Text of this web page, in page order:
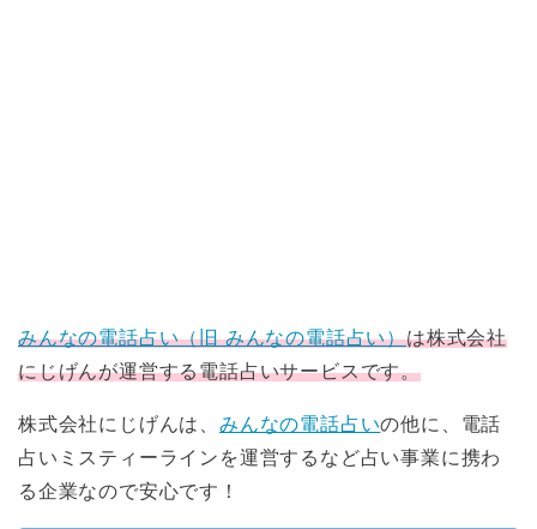
みんなの電話占い（旧 みんなの電話占い）は株式会社
にじげんが運営する電話占いサービスです。
株式会社にじげんは、 みんなの電話占いの他に、電話
占いミスティーラインを運営するなど占い事業に携わ
る企業なので安心です！